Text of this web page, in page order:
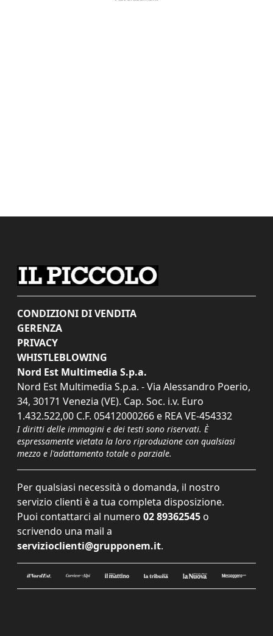
CONDIZIONI DI VENDITA
GERENZA
PRIVACY
WHISTLEBLOWING
Nord Est Multimedia S.p.a.
Nord Est Multimedia S.p.a. - Via Alessandro Poerio,
34, 30171 Venezia (VE). Cap. Soc. i.v. Euro
1.432.522,00 C.F. 05412000266 e REA VE-454332
I diritti delle immagini e dei testi sono riservati. È
espressamente vietata la loro riproduzione con qualsiasi
mezzo e l'adattamento totale o parziale.
Per qualsiasi necessità o domanda, il nostro
servizio clienti è a tua completa disposizione.
Puoi contattarci al numero 02 89362545 o
scrivendo una mail a
servizioclienti@grupponem.it.